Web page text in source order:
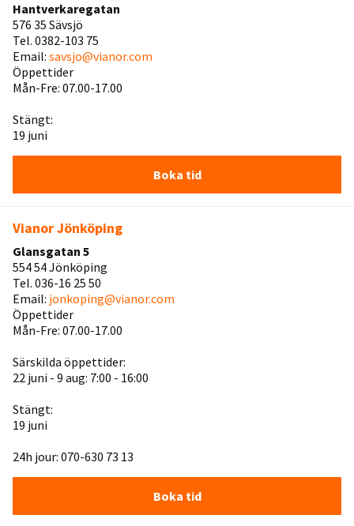
Hantverkaregatan
576 35 Sävsjö
Tel. 0382-103 75
Email: savsjo@vianor.com
Öppettider
Mån-Fre: 07.00-17.00
Stängt:
19 juni
Boka tid
Vianor Jönköping
Glansgatan 5
554 54 Jönköping
Tel. 036-16 25 50
Email: jonkoping@vianor.com
Öppettider
Mån-Fre: 07.00-17.00
Särskilda öppettider:
22 juni - 9 aug: 7:00 - 16:00
Stängt:
19 juni
24h jour: 070-630 73 13
Boka tid